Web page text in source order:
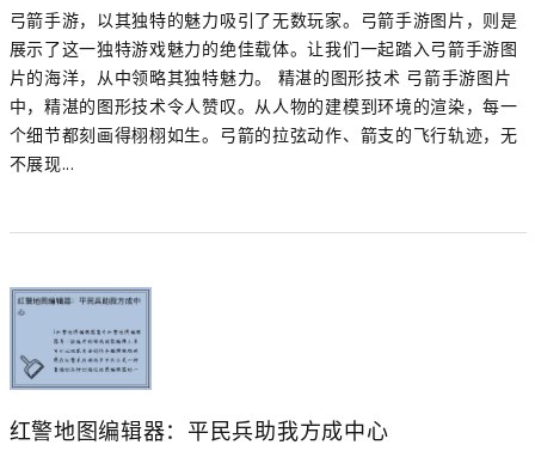
弓箭手游，以其独特的魅力吸引了无数玩家。弓箭手游图片，则是
展示了这一独特游戏魅力的绝佳载体。让我们一起踏入弓箭手游图
片的海洋，从中领略其独特魅力。 精湛的图形技术 弓箭手游图片
中，精湛的图形技术令人赞叹。从人物的建模到环境的渲染，每一
个细节都刻画得栩栩如生。弓箭的拉弦动作、箭支的飞行轨迹，无
不展现...
红警地图编辑器：平民兵助我方成中心